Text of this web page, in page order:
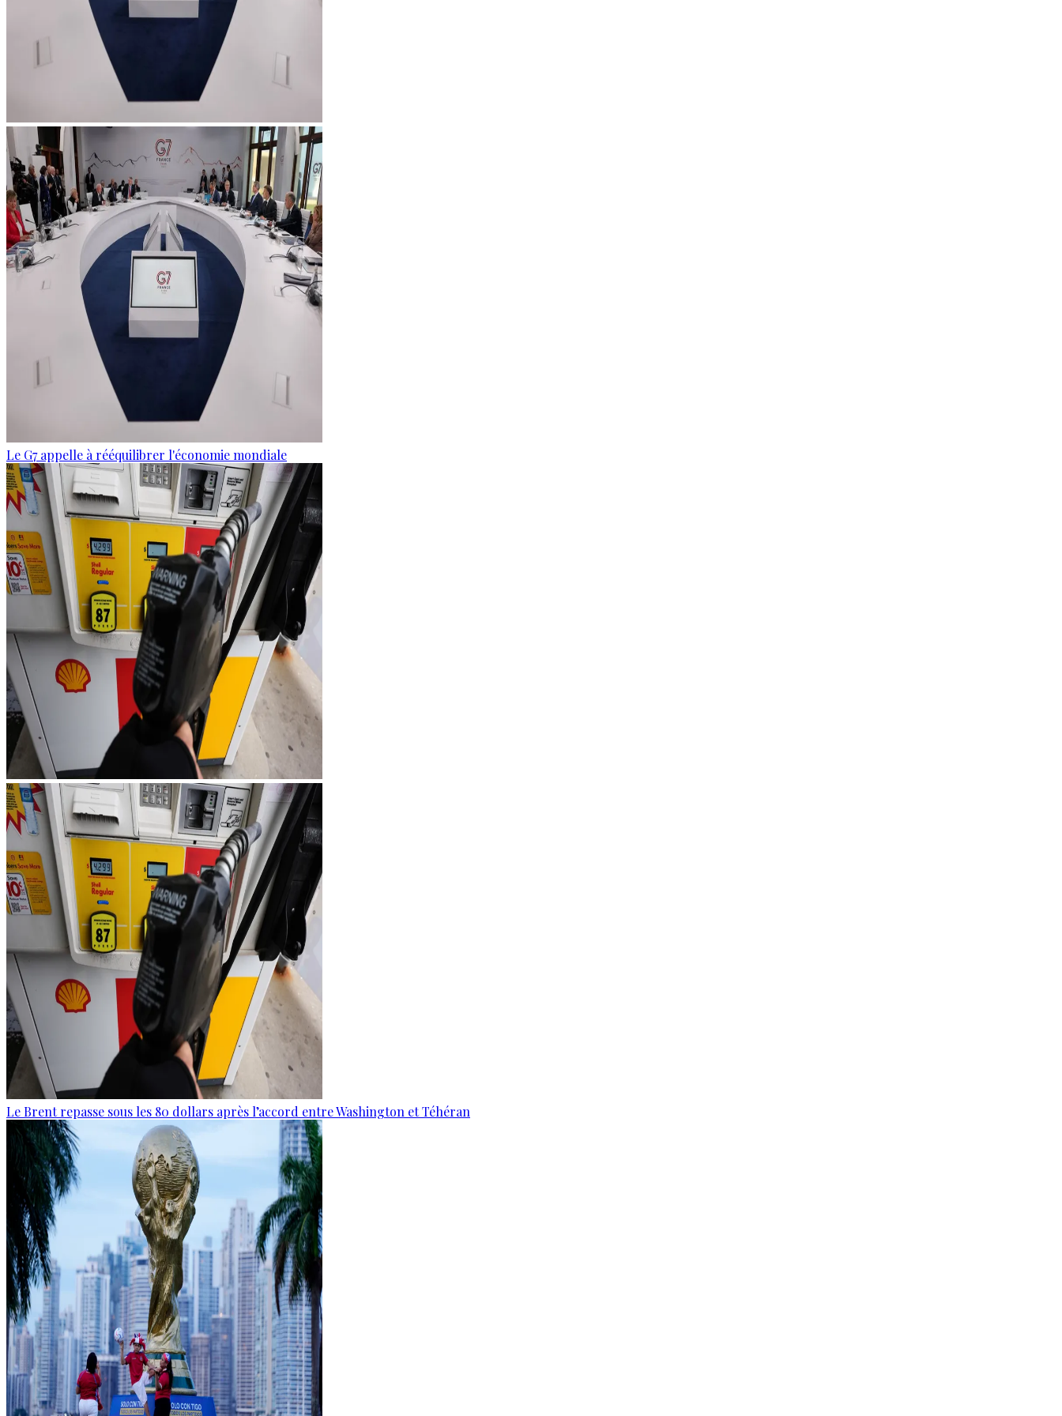
Le G7 appelle à rééquilibrer l'économie mondiale
Le Brent repasse sous les 80 dollars après l’accord entre Washington et Téhéran